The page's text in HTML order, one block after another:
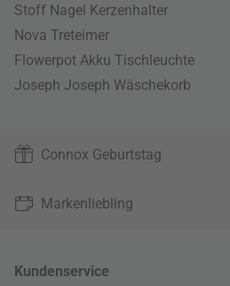
Stoff Nagel Kerzenhalter
Nova Treteimer
Flowerpot Akku Tischleuchte
Joseph Joseph Wäschekorb
Connox Geburtstag
Markenliebling
Kundenservice